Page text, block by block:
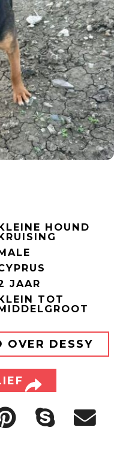
HOUND
JAAR
TOT
OVER DESSY